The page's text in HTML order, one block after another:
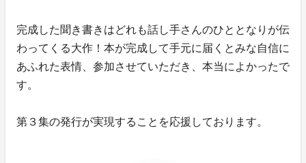
完成した聞き書きはどれも話し手さんのひととなりが伝
わってくる大作！本が完成して手元に届くとみな自信に
あふれた表情、参加させていただき、本当によかったで
す。
第３集の発行が実現することを応援しております。